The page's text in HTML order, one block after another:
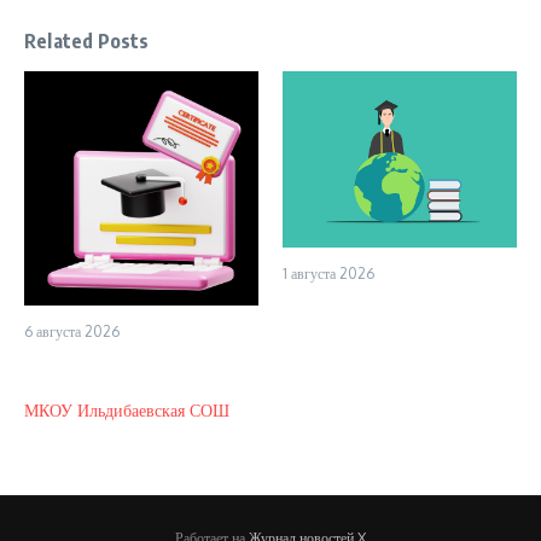
Related Posts
6 августа 2026
1 августа 2026
МКОУ Ильдибаевская СОШ